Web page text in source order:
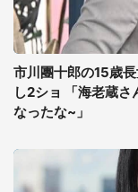
市川團十郎の15歳
し2ショ 「海老蔵
なったな~」